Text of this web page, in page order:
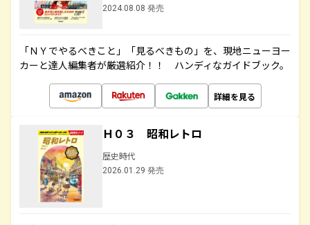
2024.08.08 発売
「ＮＹでやるべきこと」「見るべきもの」を、現地ニューヨー
カーと達人編集者が厳選紹介！！ ハンディなガイドブック。
詳細を見る
Ｈ０３ 昭和レトロ
歴史時代
2026.01.29 発売